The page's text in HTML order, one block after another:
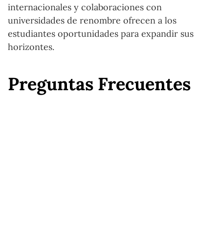
internacionales y colaboraciones con
universidades de renombre ofrecen a los
estudiantes oportunidades para expandir sus
horizontes.
Preguntas Frecuentes